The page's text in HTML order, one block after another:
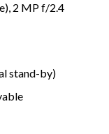
2 MP f/2.4
stand-by)